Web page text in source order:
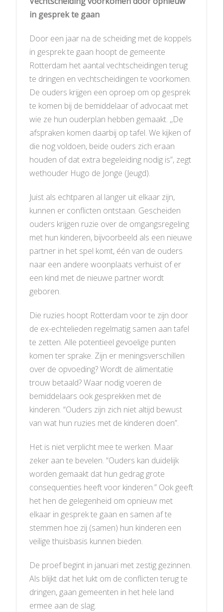
in gesprek te gaan
Door een jaar na de scheiding met de koppels
in gesprek te gaan hoopt de gemeente
Rotterdam het aantal vechtscheidingen terug
te dringen en vechtscheidingen te voorkomen.
De ouders krijgen een oproep om op gesprek
te komen bij de bemiddelaar of advocaat met
wie ze hun ouderplan hebben gemaakt. ,,De
afspraken komen daarbij op tafel. We kijken of
die nog voldoen, beide ouders zich eraan
houden of dat extra begeleiding nodig is”, zegt
wethouder Hugo de Jonge (Jeugd).
Juist als echtparen al langer uit elkaar zijn,
kunnen er conflicten ontstaan. Gescheiden
ouders krijgen ruzie over de omgangsregeling
met hun kinderen, bijvoorbeeld als een nieuwe
partner in het spel komt, één van de ouders
naar een andere woonplaats verhuist of er
een kind met de nieuwe partner wordt
geboren.
Die ruzies hoopt Rotterdam voor te zijn door
de ex-echtelieden regelmatig samen aan tafel
te zetten. Alle potentieel gevoelige punten
komen ter sprake. Zijn er meningsverschillen
over de opvoeding? Wordt de alimentatie
trouw betaald? Waar nodig voeren de
bemiddelaars ook gesprekken met de
kinderen. “Ouders zijn zich niet altijd bewust
van wat hun ruzies met de kinderen doen”.
Het is niet verplicht mee te werken. Maar
zeker aan te bevelen. “Ouders kan duidelijk
worden gemaakt dat hun gedrag grote
consequenties heeft voor kinderen.” Ook geeft
het hen de gelegenheid om opnieuw met
elkaar in gesprek te gaan en samen af te
stemmen hoe zij (samen) hun kinderen een
veilige thuisbasis kunnen bieden.
De proef begint in januari met zestig gezinnen.
Als blijkt dat het lukt om de conflicten terug te
dringen, gaan gemeenten in het hele land
ermee aan de slag.